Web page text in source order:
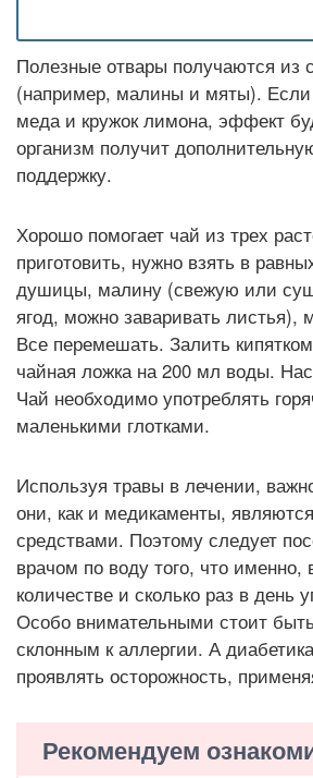
Полезные отвары получаются из
(например, малины и мяты). Если
меда и кружок лимона, эффект
организм получит
поддержку.
Хорошо помогает чай из трех
приготовить, нужно взять в
душицы, малину (свежую или
ягод, можно заваривать листья),
Все перемешать. Залить
чайная ложка на 200 мл воды.
Чай необходимо употреблять
маленькими глотками.
Используя травы в лечении,
они, как и медикаменты,
средствами. Поэтому следует
врачом по воду того, что именно,
количестве и сколько раз в день
Особо внимательными стоит
склонным к аллергии. А
проявлять осторожность,
Рекомендуем